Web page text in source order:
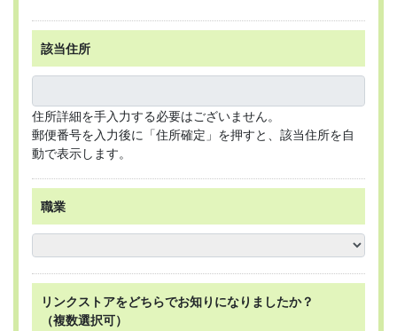
該当住所
住所詳細を手入力する必要はございません。
郵便番号を入力後に「住所確定」を押すと、該当住所を自
動で表示します。
職業
リンクストアをどちらでお知りになりましたか？
（複数選択可）